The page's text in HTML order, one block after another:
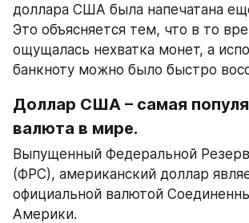
доллара США была напечатана
Это объясняется тем, что в то
ощущалась нехватка монет, а
банкноту можно было быстро
Доллар США – самая
валюта в мире.
Выпущенный Федеральной
(ФРС), американский доллар
официальной валютой
Америки.